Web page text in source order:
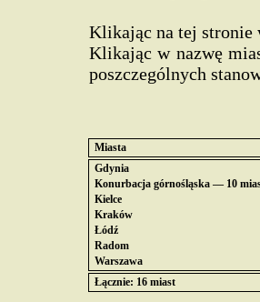
Klikając na tej stronie
Klikając w nazwę
poszczególnych
Miasta
Gdynia
Konurbacja górnośląska — 10
Kielce
Kraków
Łódź
Radom
Warszawa
Łącznie: 16 miast